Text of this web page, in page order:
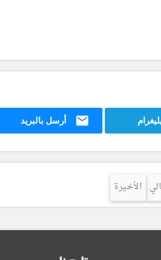
أرسل بالبريد
الأخيرة